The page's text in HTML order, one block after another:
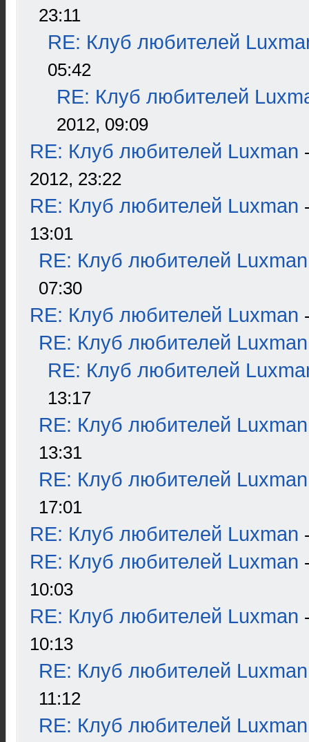
23:11
RE: Клуб любителей
05:42
RE: Клуб любителей
2012, 09:09
RE: Клуб любителей Luxman
2012, 23:22
RE: Клуб любителей Luxman
13:01
RE: Клуб любителей Luxman
07:30
RE: Клуб любителей Luxman
RE: Клуб любителей Luxman
RE: Клуб любителей
13:17
RE: Клуб любителей Luxman
13:31
RE: Клуб любителей Luxman
17:01
RE: Клуб любителей Luxman
RE: Клуб любителей Luxman
10:03
RE: Клуб любителей Luxman
10:13
RE: Клуб любителей Luxman
11:12
RE: Клуб любителей Luxman